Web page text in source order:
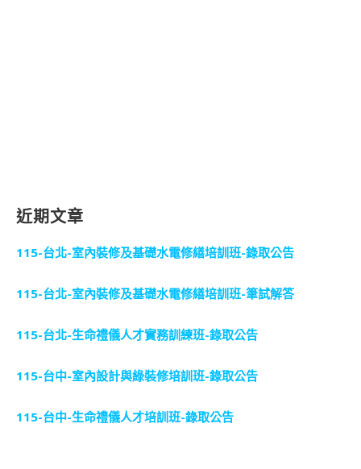
近期文章
115-台北-室內裝修及基礎水電修繕培訓班-錄取公告
115-台北-室內裝修及基礎水電修繕培訓班-筆試解答
115-台北-生命禮儀人才實務訓練班-錄取公告
115-台中-室內設計與綠裝修培訓班-錄取公告
115-台中-生命禮儀人才培訓班-錄取公告